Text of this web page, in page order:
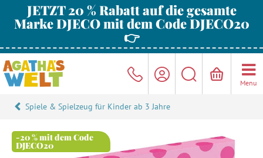
JETZT 20 % Rabatt auf die gesamte
Marke DJECO mit dem Code DJECO20
👉
Menu
Spiele & Spielzeug für Kinder ab 3 Jahre
-20 % mit dem Code
DJECO20